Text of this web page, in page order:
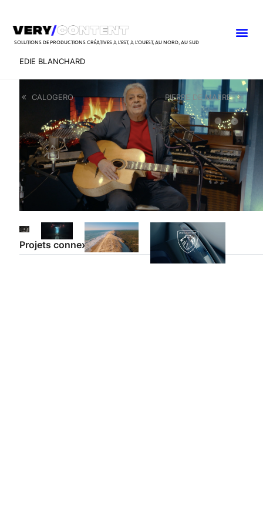
SOLUTIONS DE PRODUCTIONS CRÉATIVES À L’EST, À L’OUEST, AU NORD, AU SUD
EDIE BLANCHARD
Projets connexes
CALOGERO PIERRE DE MAERE